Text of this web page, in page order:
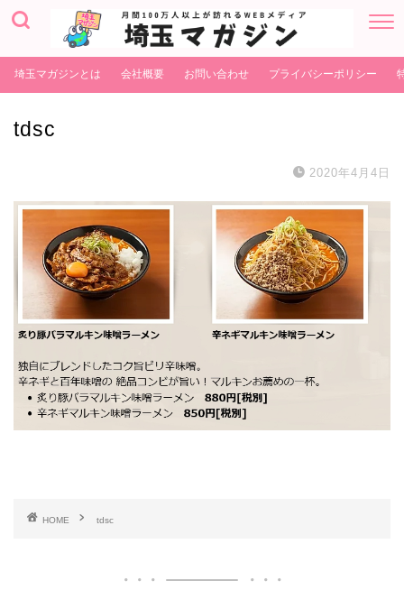
埼玉マガジンとは 会社概要 お問い合わせ プライバシーポリシー
tdsc
2020年4月4日
HOME tdsc